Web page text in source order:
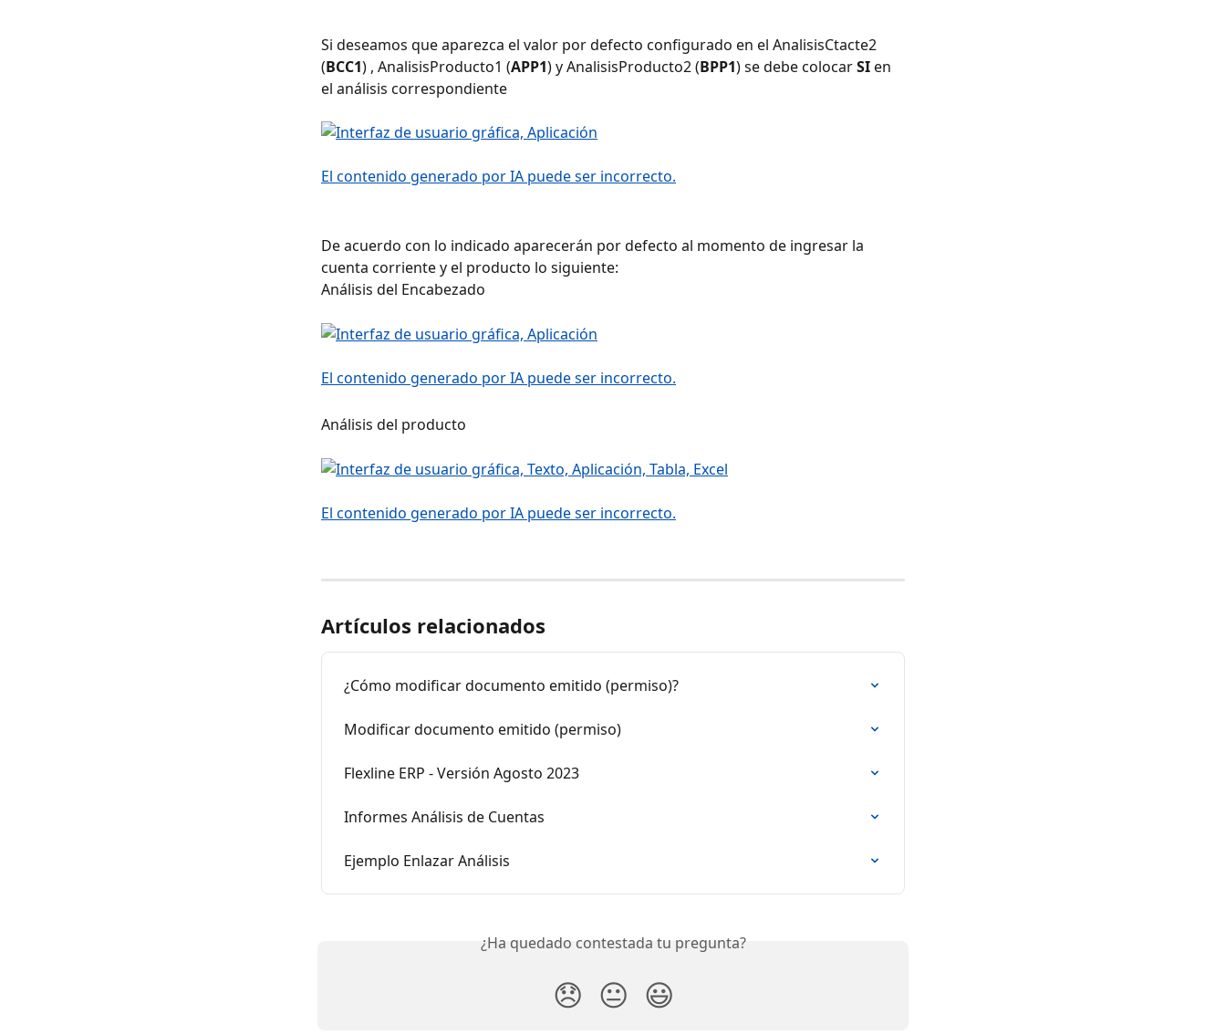
Si deseamos que aparezca el valor por defecto configurado en el AnalisisCtacte2
(BCC1) , AnalisisProducto1 (APP1) y AnalisisProducto2 (BPP1) se debe colocar SI en
el análisis correspondiente
De acuerdo con lo indicado aparecerán por defecto al momento de ingresar la
cuenta corriente y el producto lo siguiente:
Análisis del Encabezado
Análisis del producto
Artículos relacionados
¿Cómo modificar documento emitido (permiso)?
Modificar documento emitido (permiso)
Flexline ERP - Versión Agosto 2023
Informes Análisis de Cuentas
Ejemplo Enlazar Análisis
¿Ha quedado contestada tu pregunta?
😞 😐 😃